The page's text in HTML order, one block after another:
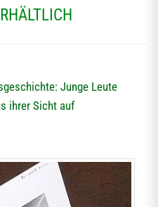
Junge Leute
ihrer Sicht auf